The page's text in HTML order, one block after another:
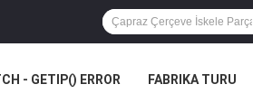
- GETIP() ERROR FABRIKA TURU